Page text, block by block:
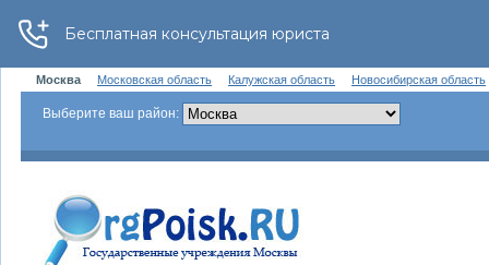
Москва Московская область Калужская область Новосибирская область
Выберите ваш район: